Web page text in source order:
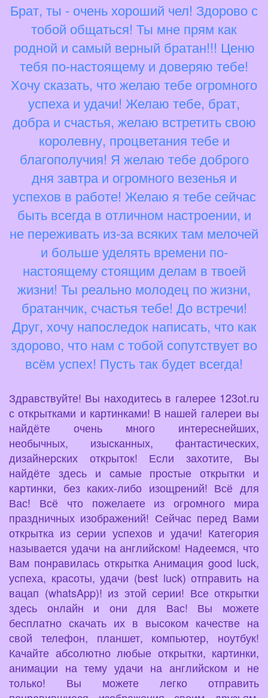
Брат, ты - очень хороший чел! Здорово с
тобой общаться! Ты мне прям как
родной и самый верный братан!!! Ценю
тебя по-настоящему и доверяю тебе!
Хочу сказать, что желаю тебе огромного
успеха и удачи! Желаю тебе, брат,
добра и счастья, желаю встретить свою
королевну, процветания тебе и
благополучия! Я желаю тебе доброго
дня завтра и огромного везенья и
успехов в работе! Желаю я тебе сейчас
быть всегда в отличном настроении, и
не переживать из-за всяких там мелочей
и больше уделять времени по-
настоящему стоящим делам в твоей
жизни! Ты реально молодец по жизни,
братанчик, счастья тебе! До встречи!
Друг, хочу напоследок написать, что как
здорово, что нам с тобой сопутствует во
всём успех! Пусть так будет всегда!
Здравствуйте! Вы находитесь в галерее 123ot.ru
с открытками и картинками! В нашей галереи вы
найдёте очень много интереснейших,
необычных, изысканных, фантастических,
дизайнерских открыток! Если захотите, Вы
найдёте здесь и самые простые открытки и
картинки, без каких-либо изощрений! Всё для
Вас! Всё что пожелаете из огромного мира
праздничных изображений! Сейчас перед Вами
открытка из серии успехов и удачи! Категория
называется удачи на английском! Надеемся, что
Вам понравилась открытка Анимация good luck,
успеха, красоты, удачи (best luck) отправить на
вацап (whatsApp)! из этой серии! Все открытки
здесь онлайн и они для Вас! Вы можете
бесплатно скачать их в высоком качестве на
свой телефон, планшет, компьютер, ноутбук!
Качайте абсолютно любые открытки, картинки,
анимации на тему удачи на английском и не
только! Вы можете легко отправить